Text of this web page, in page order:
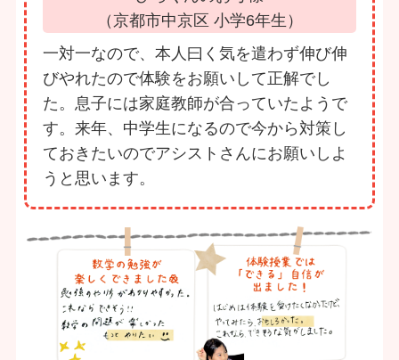
（京都市中京区 小学6年生）
一対一なので、本人曰く気を遣わず伸び伸
びやれたので体験をお願いして正解でし
た。息子には家庭教師が合っていたようで
す。来年、中学生になるので今から対策し
ておきたいのでアシストさんにお願いしよ
うと思います。